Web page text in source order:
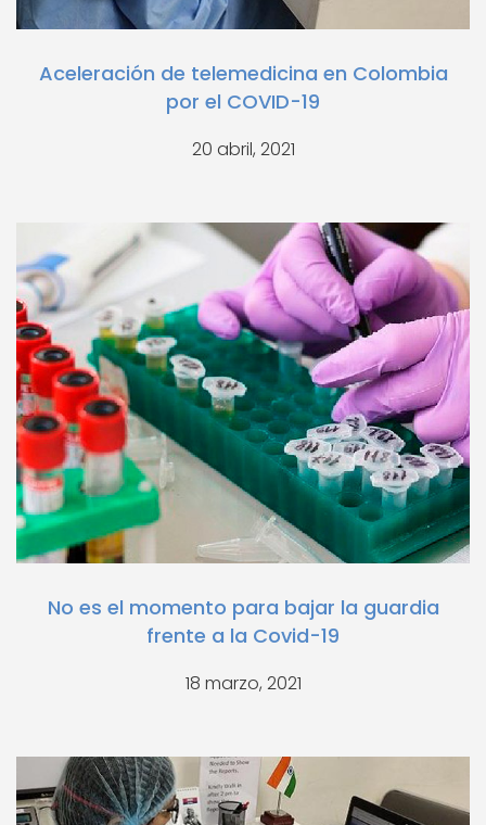
Aceleración de telemedicina en Colombia
por el COVID-19
20 abril, 2021
No es el momento para bajar la guardia
frente a la Covid-19
18 marzo, 2021